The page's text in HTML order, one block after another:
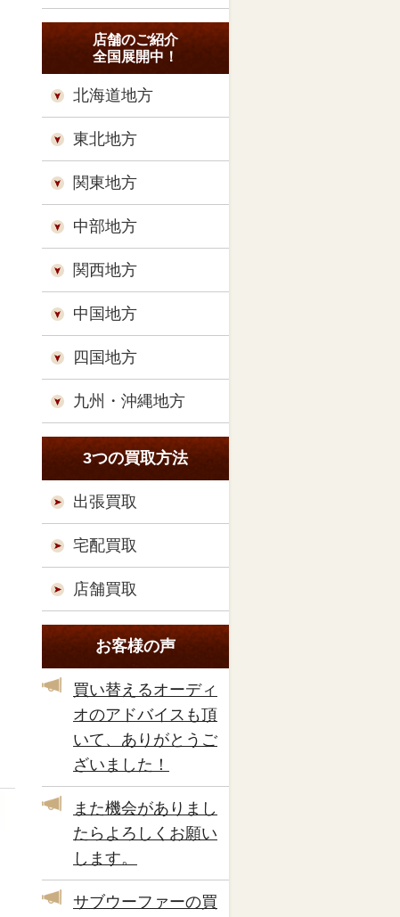
店舗のご紹介
全国展開中！
北海道地方
東北地方
関東地方
中部地方
関西地方
中国地方
四国地方
九州・沖縄地方
3つの買取方法
出張買取
宅配買取
店舗買取
お客様の声
買い替えるオーディ
オのアドバイスも頂
いて、ありがとうご
ざいました！
また機会がありまし
たらよろしくお願い
します。
サブウーファーの買